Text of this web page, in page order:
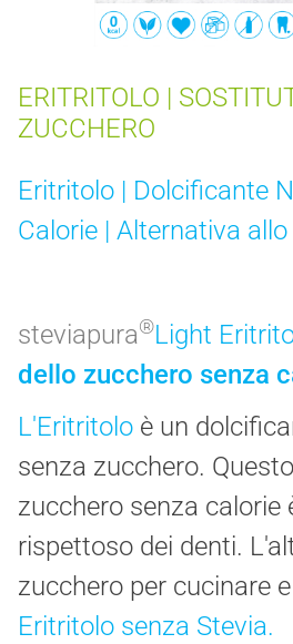
ERITRITOLO |
ZUCCHERO
Eritritolo | Dolcificante
Calorie | Alternativa
steviapura®Light
dello zucchero senza
L'Eritritolo è un
senza zucchero.
zucchero senza calorie
rispettoso dei denti.
zucchero per cucinare
Eritritolo senza Stevia.